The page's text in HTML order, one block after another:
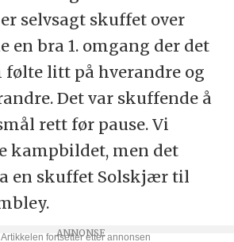
selvsagt skuffet over
en bra 1. omgang der det
følte litt på hverandre og
Det var skuffende å
rett før pause. Vi
kampbildet, men det
en skuffet Solskjær til